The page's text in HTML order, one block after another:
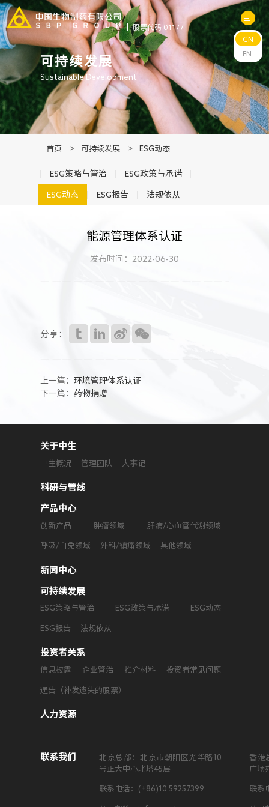
股票代码 01177
关于中生
科研与管线
产品中心
可持续发展
CN
EN
可持续发展
Sustainable Development
首页 > 可持续发展 > ESG动态
ESG策略与管治 ESG政策与承诺
ESG动态 ESG报告 法规依从
能源管理体系认证
发布时间：2022-06-30
分享：
上一篇：环境管理体系认证
下一篇： 药物捐赠
关于中生
中生概况 管理团队 大事记
科研与管线
产品中心
创新产品 肿瘤领域 肝病/心血管代谢领域
呼吸/自免领域 外科/镇痛领域 其他领域
新闻中心
可持续发展
ESG策略与管治 ESG政策与承诺 ESG动态
ESG报告 法规依从
投资者关系
信息披露 企业管治 推介材料 投资者常见问题
通告（补发遗失的股票）
人力资源
联系我们
北京总部：北京市朝阳区光华路10
号正大中心北塔45层
联系电话：(+86)10 59257399
香港
广场
联系